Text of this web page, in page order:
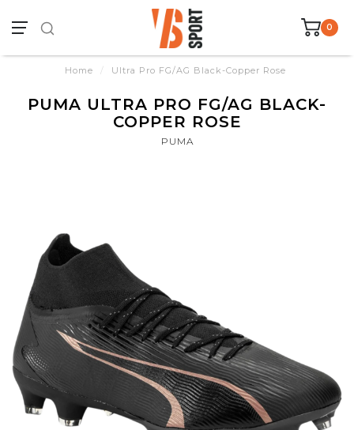
0
Home / Ultra Pro FG/AG Black-Copper Rose
PUMA ULTRA PRO FG/AG BLACK-
COPPER ROSE
PUMA